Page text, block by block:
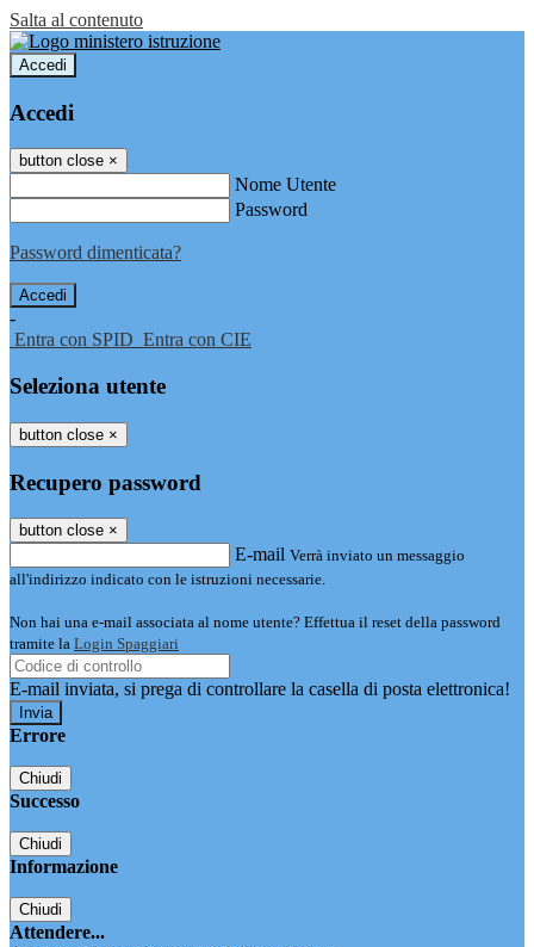
Salta al contenuto
Accedi
Accedi
button close ×
Nome Utente
Password
Password dimenticata?
-
Entra con SPID Entra con CIE
Seleziona utente
button close ×
Recupero password
button close ×
E-mail Verrà inviato un messaggio
all'indirizzo indicato con le istruzioni necessarie.
Non hai una e-mail associata al nome utente? Effettua il reset della password
tramite la Login Spaggiari
E-mail inviata, si prega di controllare la casella di posta elettronica!
Errore
Chiudi
Successo
Chiudi
Informazione
Chiudi
Attendere...